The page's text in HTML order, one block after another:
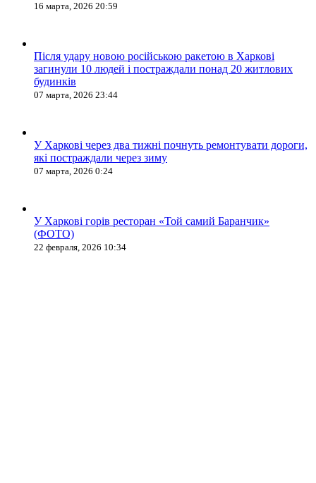
16 марта, 2026 20:59
Після удару новою російською ракетою в Харкові
загинули 10 людей і постраждали понад 20 житлових
будинків
07 марта, 2026 23:44
У Харкові через два тижні почнуть ремонтувати дороги,
які постраждали через зиму
07 марта, 2026 0:24
У Харкові горів ресторан «Той самий Баранчик»
(ФОТО)
22 февраля, 2026 10:34